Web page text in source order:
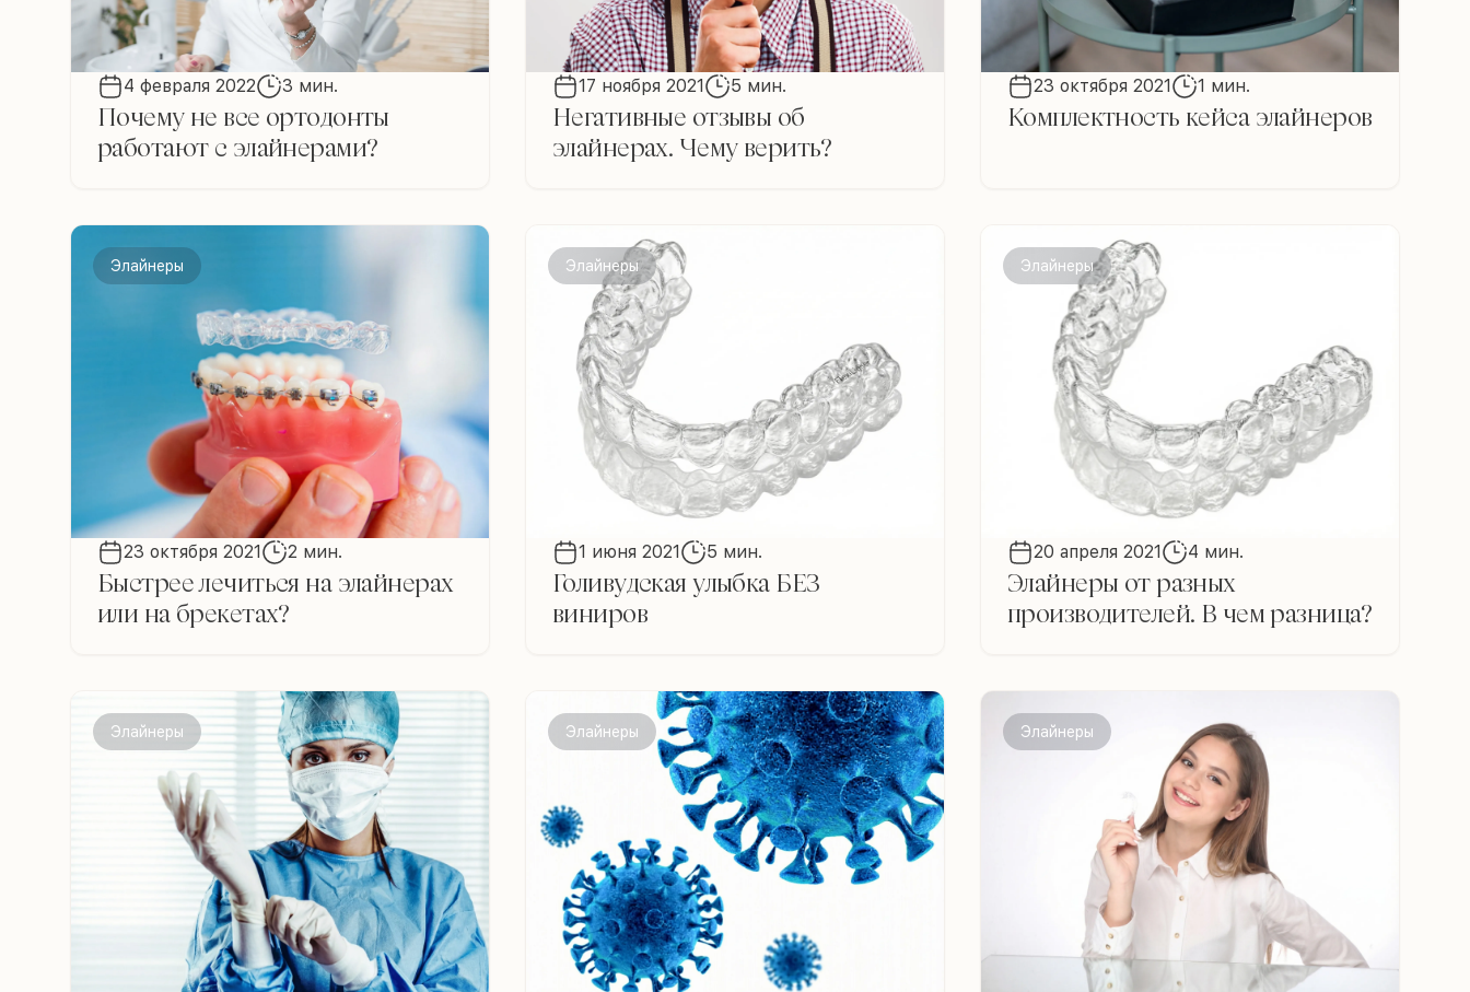
4 февраля 2022 3 мин.
Почему не все ортодонты
работают с элайнерами?
17 ноября 2021 5 мин.
Негативные отзывы об
элайнерах. Чему верить?
23 октября 2021 1 мин.
Комплектность кейса элайнеров
Элайнеры
23 октября 2021 2 мин.
Быстрее лечиться на элайнерах
или на брекетах?
Элайнеры
1 июня 2021 5 мин.
Голивудская улыбка БЕЗ
виниров
Элайнеры
20 апреля 2021 4 мин.
Элайнеры от разных
производителей. В чем разница?
Элайнеры Элайнеры Элайнеры